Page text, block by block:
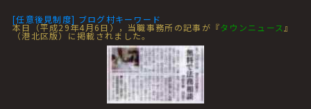
[任意後見制度] ブログ村キーワード
本日（平成29年4月6日），当職事務所の記事が『タウンニュース 』
（港北区版）に掲載されました。